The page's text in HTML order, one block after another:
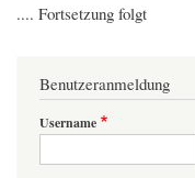
.... Fortsetzung folgt
Benutzeranmeldung
Username